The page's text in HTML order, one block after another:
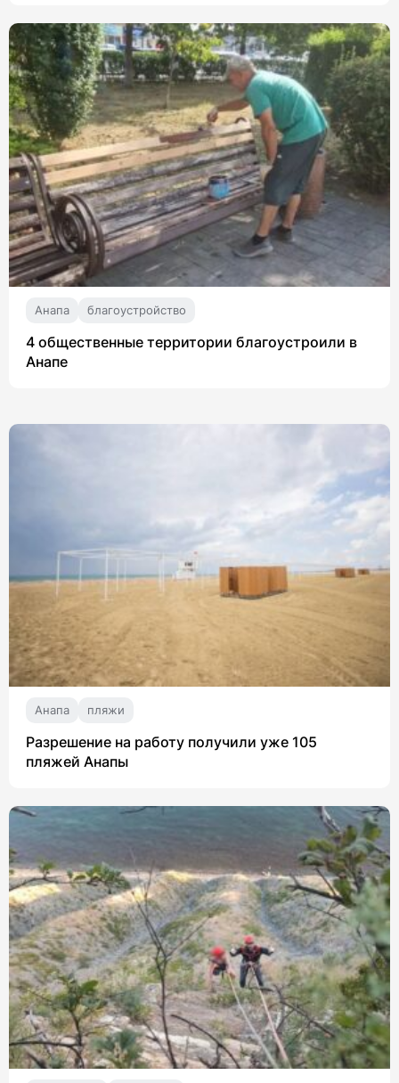
Анапа благоустройство
4 общественные территории благоустроили в
Анапе
Анапа пляжи
Разрешение на работу получили уже 105
пляжей Анапы